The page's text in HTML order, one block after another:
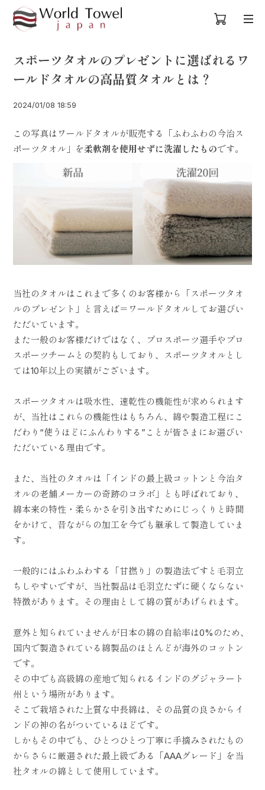
スポーツタオルのプレゼントに選ばれるワ
ールドタオルの高品質タオルとは？
2024/01/08 18:59
この写真はワールドタオルが販売する「ふわふわの今治ス
ポーツタオル」を柔軟剤を使用せずに洗濯したものです。
当社のタオルはこれまで多くのお客様から「スポーツタオ
ルのプレゼント」と言えば＝ワールドタオルしてお選びい
ただいています。
また一般のお客様だけではなく、プロスポーツ選手やプロ
スポーツチームとの契約もしており、スポーツタオルとし
ては10年以上の実績がございます。
スポーツタオルは吸水性、速乾性の機能性が求められます
が、当社はこれらの機能性はもちろん、綿や製造工程にこ
だわり“使うほどにふんわりする”ことが皆さまにお選びい
ただいている理由です。
また、当社のタオルは「インドの最上級コットンと今治タ
オルの老舗メーカーの奇跡のコラボ」とも呼ばれており、
綿本来の特性・柔らかさを引き出すためにじっくりと時間
をかけて、昔ながらの加工を今でも継承して製造していま
す。
一般的にはふわふわする「甘撚り」の製造法ですと毛羽立
ちしやすいですが、当社製品は毛羽立たずに硬くならない
特徴があります。その理由として綿の質があげられます。
意外と知られていませんが日本の綿の自給率は0%のため、
国内で製造されている綿製品のほとんどが海外のコットン
です。
その中でも高級綿の産地で知られるインドのグジャラート
州という場所があります。
そこで栽培された上質な中長綿は、その品質の良さからイ
ンドの神の名がついているほどです。
しかもその中でも、ひとつひとつ丁寧に手摘みされたもの
からさらに厳選された最上級である「AAAグレード」を当
社タオルの綿として使用しています。